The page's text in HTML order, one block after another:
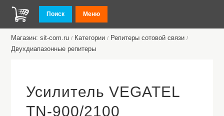
Поиск Меню
Магазин: sit-com.ru / Категории / Репитеры сотовой связи /
Двухдиапазонные репитеры
Усилитель VEGATEL
TN-900/2100